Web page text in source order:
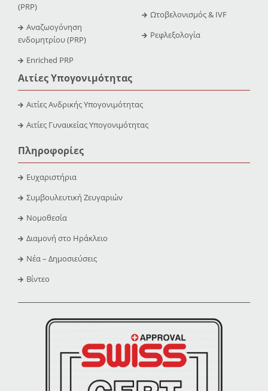
(PRP)
Αναζωογόνηση
ενδομητρίου (PRP)
Enriched PRP
Ωτοβελονισμός & IVF
Ρεφλεξολογία
Αιτίες Υπογονιμότητας
Αιτίες Ανδρικής Υπογονιμότητας
Αιτίες Γυναικείας Υπογονιμότητας
Πληροφορίες
Ευχαριστήρια
Συμβουλευτική Ζευγαριών
Νομοθεσία
Διαμονή στο Ηράκλειο
Νέα – Δημοσιεύσεις
Βίντεο